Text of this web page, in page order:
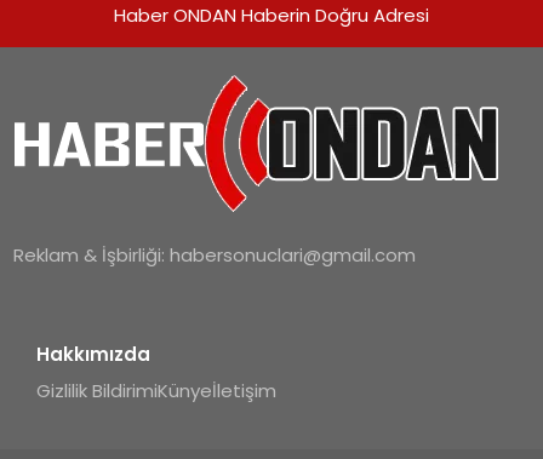
Haber ONDAN Haberin Doğru Adresi
Reklam & İşbirliği:habersonuclari@gmail.com
Hakkımızda
Gizlilik BildirimiKünyeİletişim